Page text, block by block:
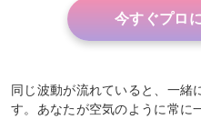
今すぐプロ
同じ波動が流れていると、一緒
す。あなたが空気のように常に